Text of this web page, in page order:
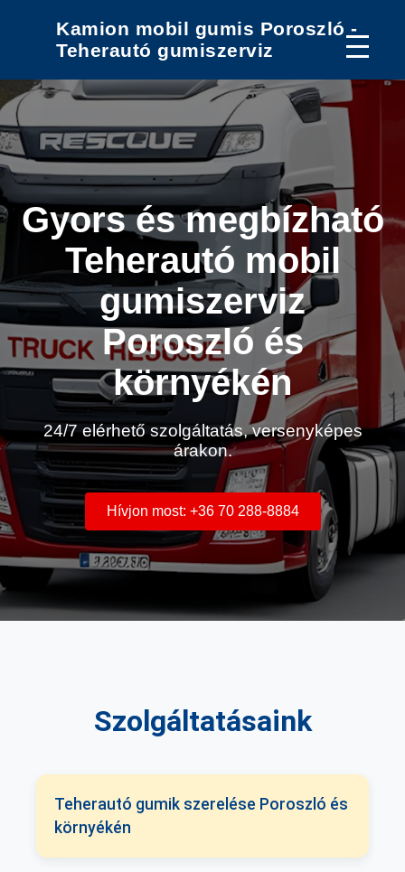
Kamion mobil gumis Poroszló -
Teherautó gumiszerviz
Gyors és megbízható
Teherautó mobil
gumiszerviz
Poroszló és
környékén
24/7 elérhető szolgáltatás, versenyképes
árakon.
Hívjon most: +36 70 288-8884
Szolgáltatásaink
Teherautó gumik szerelése Poroszló és
környékén